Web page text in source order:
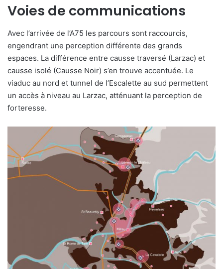
Voies de communications
Avec l’arrivée de l’A75 les parcours sont raccourcis,
engendrant une perception différente des grands
espaces. La différence entre causse traversé (Larzac) et
causse isolé (Causse Noir) s’en trouve accentuée. Le
viaduc au nord et tunnel de l’Escalette au sud permettent
un accès à niveau au Larzac, atténuant la perception de
forteresse.